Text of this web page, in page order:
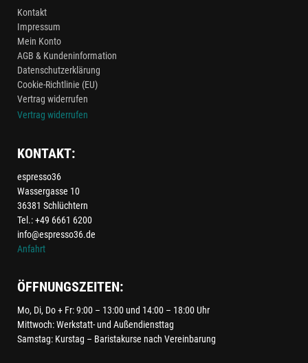
Kontakt
Impressum
Mein Konto
AGB & Kundeninformation
Datenschutzerklärung
Cookie-Richtlinie (EU)
Vertrag widerrufen
Vertrag widerrufen
KONTAKT:
espresso36
Wassergasse 10
36381 Schlüchtern
Tel.: +49 6661 6200
info@espresso36.de
Anfahrt
ÖFFNUNGSZEITEN:
Mo, Di, Do + Fr: 9:00 – 13:00 und 14:00 – 18:00 Uhr
Mittwoch: Werkstatt- und Außendiensttag
Samstag: Kurstag – Baristakurse nach Vereinbarung